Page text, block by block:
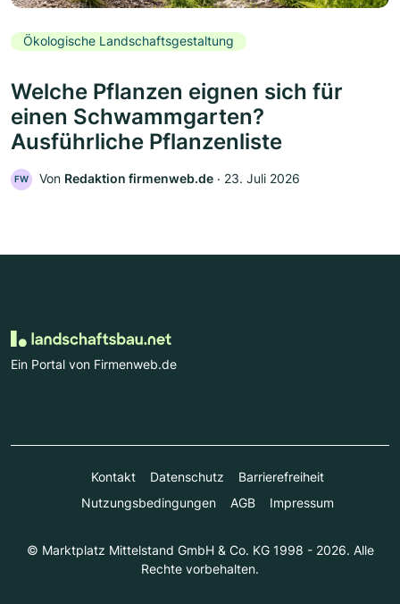
Ökologische Landschaftsgestaltung
Welche Pflanzen eignen sich für
einen Schwammgarten?
Ausführliche Pflanzenliste
FW Von Redaktion firmenweb.de ‧ 23. Juli 2026
Ein Portal von Firmenweb.de
Kontakt Datenschutz
Barrierefreiheit
Nutzungsbedingungen
AGB Impressum
© Marktplatz Mittelstand GmbH & Co. KG 1998 - 2026. Alle
Rechte vorbehalten.